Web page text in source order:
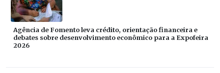
Agência de Fomento leva crédito, orientação financeira e
debates sobre desenvolvimento econômico para a Expofeira
2026